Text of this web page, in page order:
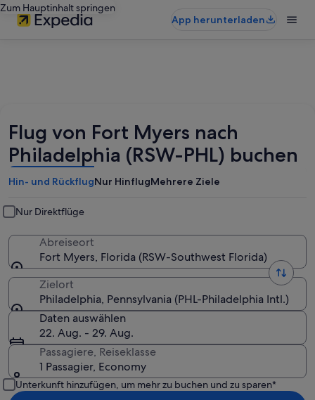
Zum Hauptinhalt springen
App herunterladen
Flug von Fort Myers nach
Philadelphia (RSW-PHL) buchen
Hin- und RückflugNur HinflugMehrere Ziele
Nur Direktflüge
Abreiseort
Fort Myers, Florida (RSW-Southwest Florida)
Zielort
Philadelphia, Pennsylvania (PHL-Philadelphia Intl.)
Daten auswählen
22. Aug. - 29. Aug.
Passagiere, Reiseklasse
1 Passagier, Economy
Unterkunft hinzufügen, um mehr zu buchen und zu sparen*